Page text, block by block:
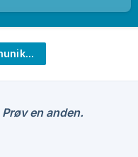
Medlemskommunikation
en anden.